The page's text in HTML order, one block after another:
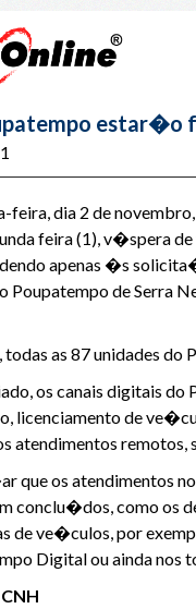
estar�o
dia 2 de
feira (1), v�spera
apenas �s
de Serra
as 87 unidades
os canais digitais
licenciamento de
remotos,
que os atendimentos
conclu�dos, como os
de ve�culos, por
Digital ou ainda nos